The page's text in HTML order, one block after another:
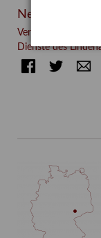
Neueste
Verschenkt,
Dienste des
FacebookTwitter